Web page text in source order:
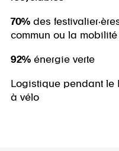
70% des
commun ou la
92% énergie verte
Logistique pendant le
à vélo